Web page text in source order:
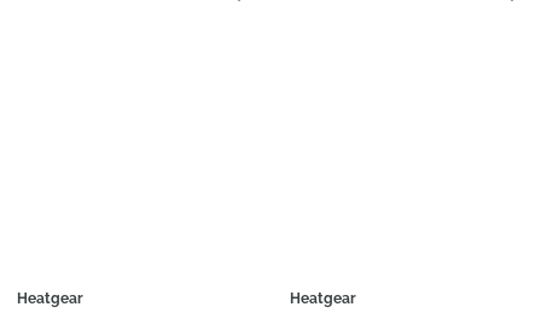
Heatgear Heatgear